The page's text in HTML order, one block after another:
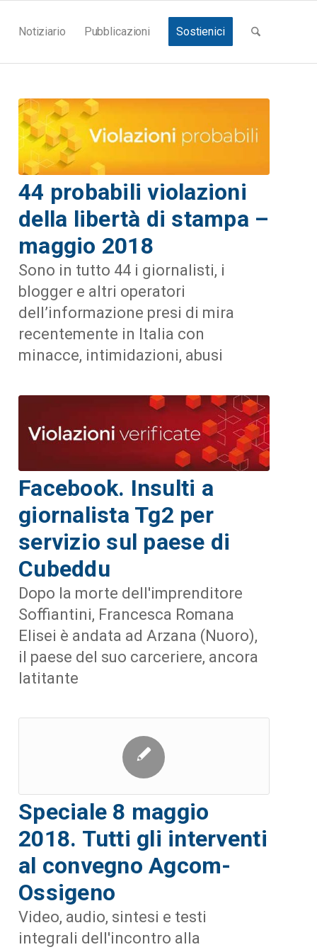
Notiziario Pubblicazioni Sostienici
44 probabili violazioni
della libertà di stampa –
maggio 2018
Sono in tutto 44 i giornalisti, i
blogger e altri operatori
dell’informazione presi di mira
recentemente in Italia con
minacce, intimidazioni, abusi
Facebook. Insulti a
giornalista Tg2 per
servizio sul paese di
Cubeddu
Dopo la morte dell'imprenditore
Soffiantini, Francesca Romana
Elisei è andata ad Arzana (Nuoro),
il paese del suo carceriere, ancora
latitante
Speciale 8 maggio
2018. Tutti gli interventi
al convegno Agcom-
Ossigeno
Video, audio, sintesi e testi
integrali dell'incontro alla